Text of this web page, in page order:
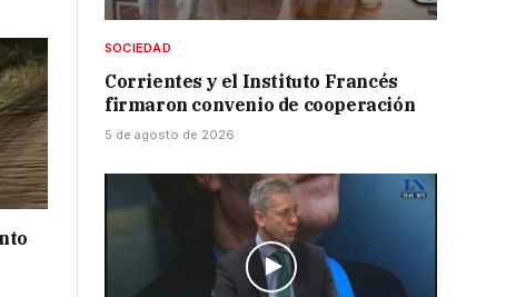
SOCIEDAD
Corrientes y el Instituto Francés
firmaron convenio de cooperación
5 de agosto de 2026